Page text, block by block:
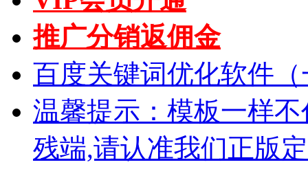
推广分销返佣金
百度关键词优化软件
温馨提示：模板一样
残端,请认准我们正版